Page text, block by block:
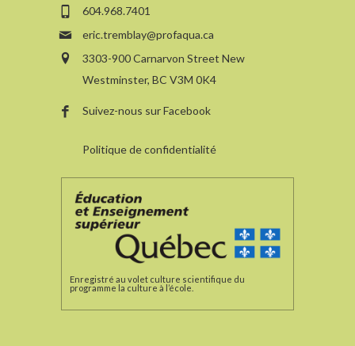
604.968.7401
eric.tremblay@profaqua.ca
3303-900 Carnarvon Street New
Westminster, BC V3M 0K4
Suivez-nous sur Facebook
Politique de confidentialité
Enregistré au volet culture scientifique du
programme la culture à l’école.